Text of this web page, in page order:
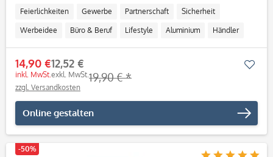
Feierlichkeiten Gewerbe Partnerschaft Sicherheit
Werbeidee Büro & Beruf Lifestyle Aluminium Händler
Institutionen Paare Gravur
Personalisierbar / Onlinegestaltung
14,90 €
inkl. MwSt.
12,52 €
exkl. MwSt.19,90 € *
zzgl. Versandkosten
Online gestalten
-50%